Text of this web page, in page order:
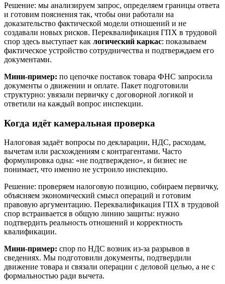
Решение: мы анализируем запрос, определяем границы ответа
и готовим пояснения так, чтобы они работали на
доказательство фактической модели отношений и не
создавали новых рисков. Переквалификация ГПХ в трудовой
спор здесь выступает как логический каркас: показываем
фактическое устройство сотрудничества и подтверждаем его
документами.
Мини-пример: по цепочке поставок товара ФНС запросила
документы о движении и оплате. Пакет подготовили
структурно: увязали первичку с договорной логикой и
ответили на каждый вопрос инспекции.
Когда идёт камеральная проверка
Налоговая задаёт вопросы по декларации, НДС, расходам,
вычетам или расхождениям с контрагентами. Часто
формулировка одна: «не подтверждено», и бизнес не
понимает, что именно не устроило инспекцию.
Решение: проверяем налоговую позицию, собираем первичку,
объясняем экономический смысл операций и готовим
правовую аргументацию. Переквалификация ГПХ в трудовой
спор встраивается в общую линию защиты: нужно
подтвердить реальность отношений и корректность
квалификации.
Мини-пример: спор по НДС возник из-за разрывов в
сведениях. Мы подготовили документы, подтвердили
движение товара и связали операции с деловой целью, а не с
формальностью ради вычета.